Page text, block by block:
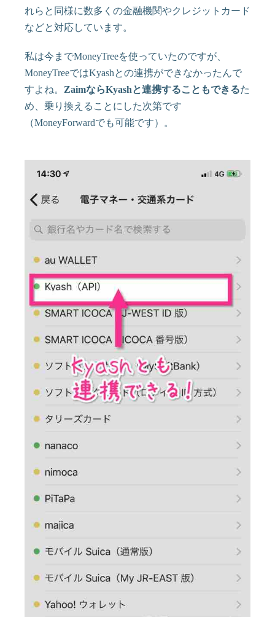
れらと同様に数多くの金融機関やクレジットカード
などと対応しています。
私は今までMoneyTreeを使っていたのですが、
MoneyTreeではKyashとの連携ができなかったんで
すよね。 ZaimならKyashと連携することもできるた
め、乗り換えることにした次第です
（MoneyForwardでも可能です）。